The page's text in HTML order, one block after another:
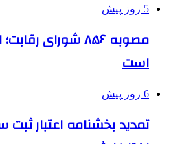
5 روز پیش
مصوبه ۸۵۶ شورای
است
6 روز پیش
تمدید بخشنامه اعتبار